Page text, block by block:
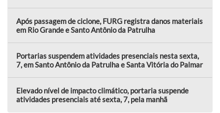
Após passagem de ciclone, FURG registra danos materiais
em Rio Grande e Santo Antônio da Patrulha
Portarias suspendem atividades presenciais nesta sexta,
7, em Santo Antônio da Patrulha e Santa Vitória do Palmar
Elevado nível de impacto climático, portaria suspende
atividades presenciais até sexta, 7, pela manhã